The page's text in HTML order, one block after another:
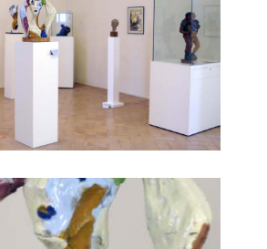
di artisti moderni e contemporanei